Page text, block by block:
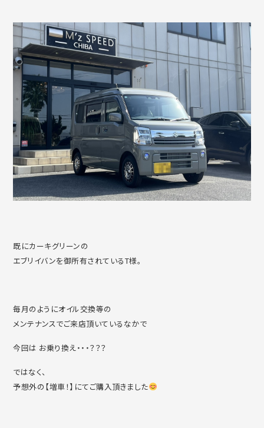
既にカーキグリーンの
エブリイバンを御所有されているT様。
毎月のようにオイル交換等の
メンテナンスでご来店頂いているなかで
今回は お乗り換え・・・？？？
ではなく、
予想外の【増車！】にてご購入頂きました